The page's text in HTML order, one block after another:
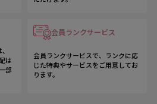
は
部
会員ランクサービス
会員ランクサービスで、ランクに応
じた特典やサービスをご用意してお
ります。